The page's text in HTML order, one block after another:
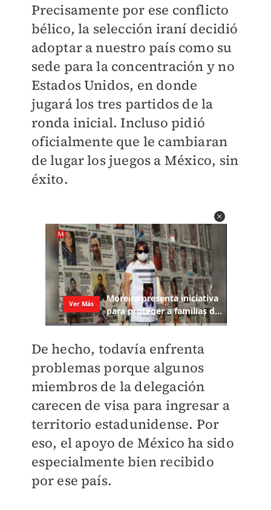
Precisamente por ese conflicto
bélico, la selección iraní decidió
adoptar a nuestro país como su
sede para la concentración y no
Estados Unidos, en donde
jugará los tres partidos de la
ronda inicial. Incluso pidió
oficialmente que le cambiaran
de lugar los juegos a México, sin
éxito.
De hecho, todavía enfrenta
problemas porque algunos
miembros de la delegación
carecen de visa para ingresar a
territorio estadunidense. Por
eso, el apoyo de México ha sido
especialmente bien recibido
por ese país.